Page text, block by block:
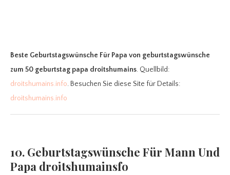
Beste Geburtstagswünsche Für Papa von geburtstagswünsche
zum 50 geburtstag papa droitshumains. Quellbild:
droitshumains.info. Besuchen Sie diese Site für Details:
droitshumains.info
10. Geburtstagswünsche Für Mann Und
Papa droitshumainsfo